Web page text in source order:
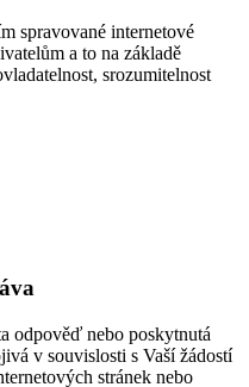
spravované internetové
a to na základě
srozumitelnost
odpověď nebo poskytnutá
v souvislosti s Vaší žádostí
stránek nebo